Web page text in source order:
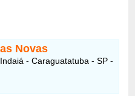
Novas
- Caraguatatuba - SP -